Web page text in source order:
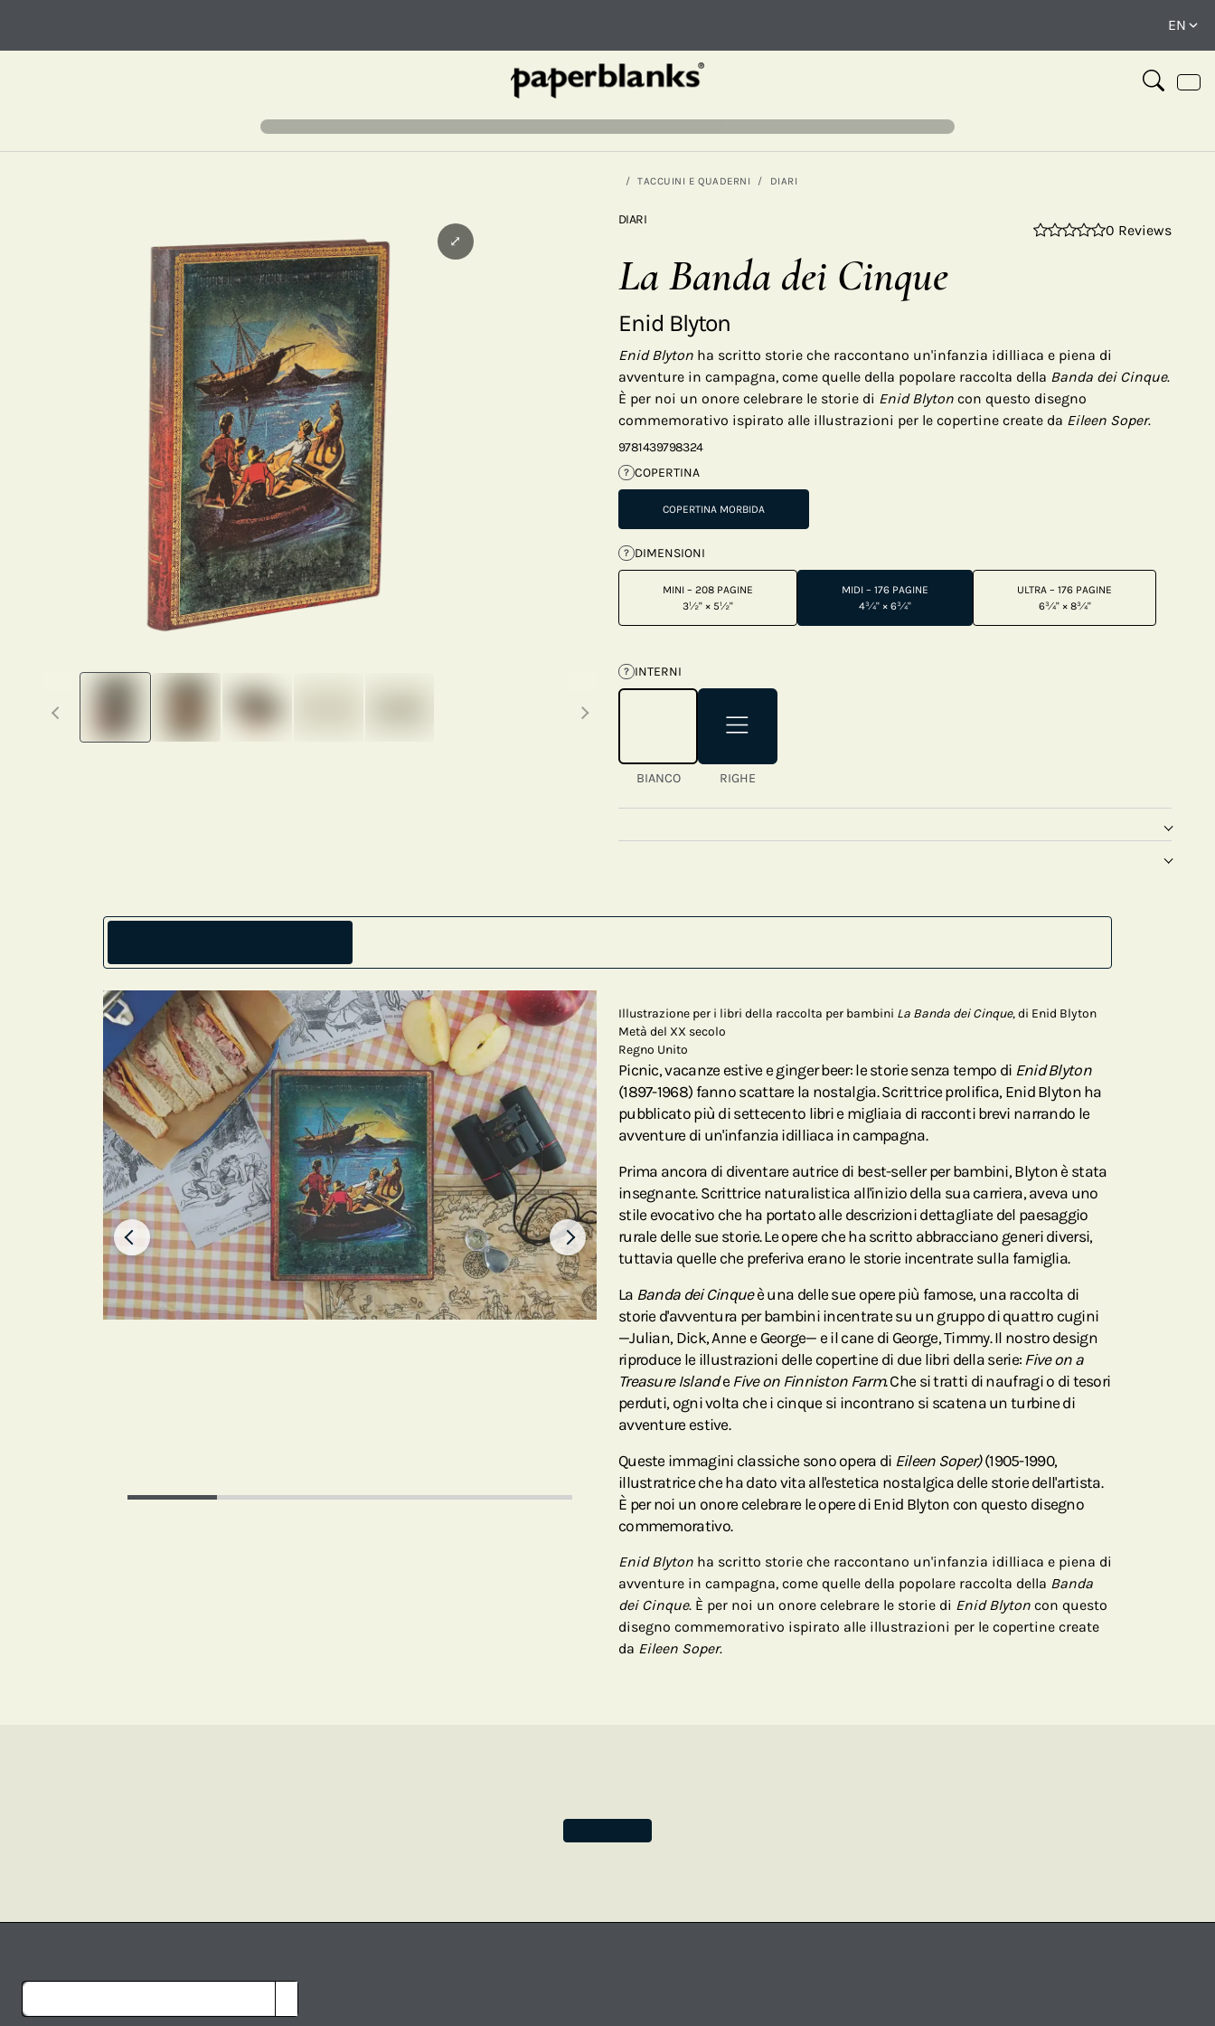
TACCUINI E QUADERNI DIARI
Previous thumbnails Next thumbnails
⤢
DIARI
0 Reviews
La Banda dei Cinque
Enid Blyton
Enid Blyton ha scritto storie che raccontano un'infanzia idilliaca e piena di
avventure in campagna, come quelle della popolare raccolta della Banda dei Cinque.
È per noi un onore celebrare le storie di Enid Blyton con questo disegno
commemorativo ispirato alle illustrazioni per le copertine create da Eileen Soper.
9781439798324
? COPERTINA
COPERTINA MORBIDA
? DIMENSIONI
MINI – 208 PAGINE
3½" × 5½"
MIDI – 176 PAGINE
4¾" × 6¾"
ULTRA – 176 PAGINE
6¾" × 8¾"
? INTERNI
BIANCO RIGHE
Illustrazione per i libri della raccolta per bambini La Banda dei Cinque, di Enid Blyton
Metà del XX secolo
Regno Unito
Picnic, vacanze estive e ginger beer: le storie senza tempo di Enid Blyton
(1897-1968) fanno scattare la nostalgia. Scrittrice prolifica, Enid Blyton ha
pubblicato più di settecento libri e migliaia di racconti brevi narrando le
avventure di un'infanzia idilliaca in campagna.
Prima ancora di diventare autrice di best-seller per bambini, Blyton è stata
insegnante. Scrittrice naturalistica all'inizio della sua carriera, aveva uno
stile evocativo che ha portato alle descrizioni dettagliate del paesaggio
rurale delle sue storie. Le opere che ha scritto abbracciano generi diversi,
tuttavia quelle che preferiva erano le storie incentrate sulla famiglia.
La Banda dei Cinqueè una delle sue opere più famose, una raccolta di
storie d'avventura per bambini incentrate su un gruppo di quattro cugini
—Julian, Dick, Anne e George— e il cane di George, Timmy. Il nostro design
riproduce le illustrazioni delle copertine di due libri della serie: Five on a
Treasure Islande Five on Finniston Farm. Che si tratti di naufragi o di tesori
perduti, ogni volta che i cinque si incontrano si scatena un turbine di
avventure estive.
Queste immagini classiche sono opera di Eileen Soper)(1905-1990,
illustratrice che ha dato vita all'estetica nostalgica delle storie dell'artista.
È per noi un onore celebrare le opere di Enid Blyton con questo disegno
commemorativo.
Enid Blyton ha scritto storie che raccontano un'infanzia idilliaca e piena di
avventure in campagna, come quelle della popolare raccolta della Banda
dei Cinque. È per noi un onore celebrare le storie di Enid Blyton con questo
disegno commemorativo ispirato alle illustrazioni per le copertine create
da Eileen Soper.